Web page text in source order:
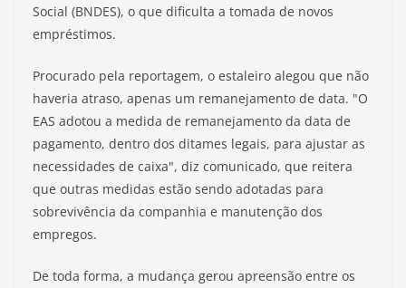
Social (BNDES), o que dificulta a tomada de novos
empréstimos.
Procurado pela reportagem, o estaleiro alegou que não
haveria atraso, apenas um remanejamento de data. "O
EAS adotou a medida de remanejamento da data de
pagamento, dentro dos ditames legais, para ajustar as
necessidades de caixa", diz comunicado, que reitera
que outras medidas estão sendo adotadas para
sobrevivência da companhia e manutenção dos
empregos.
De toda forma, a mudança gerou apreensão entre os